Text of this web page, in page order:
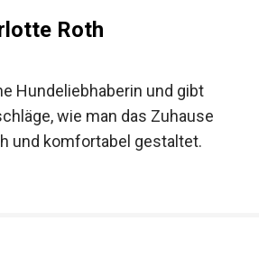
Roth
Hundeliebhaberin und gibt
wie man das Zuhause
und komfortabel gestaltet.